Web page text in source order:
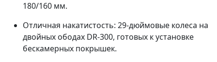
180/160 мм.
Отличная накатистость: 29-дюймовые колеса на
двойных ободах DR-300, готовых к установке
бескамерных покрышек.